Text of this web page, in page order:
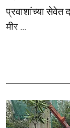
प्रवाशांच्या सेवेत
मीर ...